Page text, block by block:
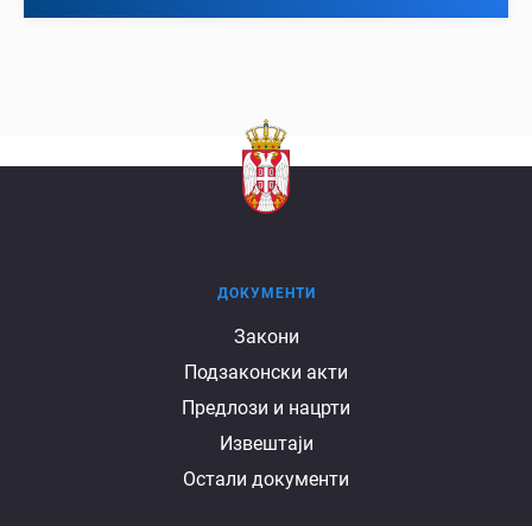
ДОКУМЕНТИ
Закони
Подзаконски акти
Предлози и нацрти
Извештаји
Остали документи